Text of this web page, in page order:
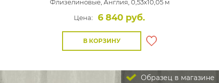
Флизелиновые, Англия, 0,53x10,05 м
Цена:
6 840 руб.
В КОРЗИНУ
Образец в магазине